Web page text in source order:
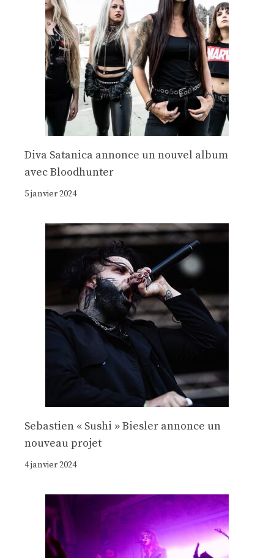
Diva Satanica annonce un nouvel album
avec Bloodhunter
5 janvier 2024
Sebastien « Sushi » Biesler annonce un
nouveau projet
4 janvier 2024